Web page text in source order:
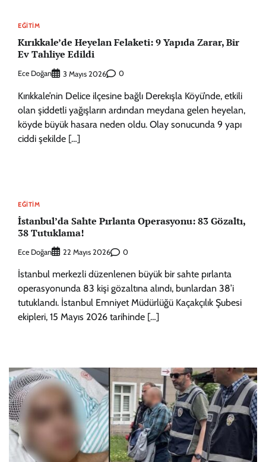
EĞITIM
Kırıkkale’de Heyelan Felaketi: 9 Yapıda Zarar, Bir
Ev Tahliye Edildi
Ece Doğan 3 Mayıs 2026 0
Kırıkkale’nin Delice ilçesine bağlı Derekışla Köyü’nde, etkili
olan şiddetli yağışların ardından meydana gelen heyelan,
köyde büyük hasara neden oldu. Olay sonucunda 9 yapı
ciddi şekilde […]
EĞITIM
İstanbul’da Sahte Pırlanta Operasyonu: 83 Gözaltı,
38 Tutuklama!
Ece Doğan 22 Mayıs 2026 0
İstanbul merkezli düzenlenen büyük bir sahte pırlanta
operasyonunda 83 kişi gözaltına alındı, bunlardan 38’i
tutuklandı. İstanbul Emniyet Müdürlüğü Kaçakçılık Şubesi
ekipleri, 15 Mayıs 2026 tarihinde […]